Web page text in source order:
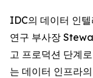
IDC의 데이터 인
연구 부사장
고 프로덕션 단계
는 데이터 인프라